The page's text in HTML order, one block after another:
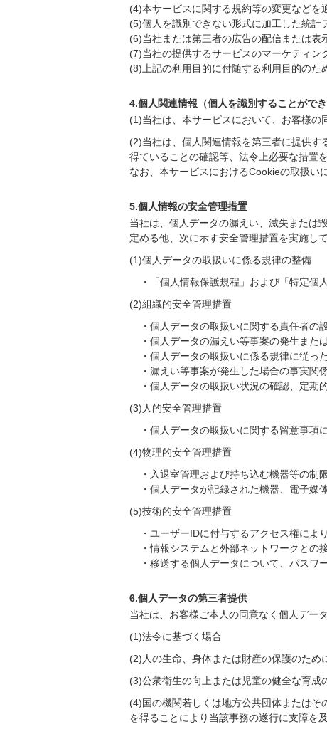
(4)本サービスに関する規約等の変更などを
(5)個人を識別できない形式に加工した統計
(6)当社または第三者の広告の配信または表
(7)当社の提供するサービスのマーケティン
(8)上記の利用目的に付随する利用目的のた
4.個人関連情報（個人を識別することがで
(1)当社は、本サービスにおいて、お客様の
(2)当社は、個人関連情報を第三者に提供
得ていることの確認等、法令上必要な措置
なお、本サービスにおけるCookieの取扱い
5.個人情報の安全管理措置
当社は、個人データの漏えい、滅失または
定める他、次に示す安全管理措置を実施して
(1)個人データの取扱いに係る規律の整備
・「個人情報保護規程」および「特定個
(2)組織的安全管理措置
・個人データの取扱いに関する責任者の
・個人データの漏えい等事案の発生ま
・個人データの取扱いに係る規律に従っ
・漏えい等事案が発生した場合の事実
・個人データの取扱い状況の確認、定期
(3)人的安全管理措置
・個人データの取扱いに関する留意事
(4)物理的安全管理措置
・入退室管理および持ち込む機器等の制
・個人データが記録された機器、電子
(5)技術的安全管理措置
・ユーザーIDに付与するアクセス権に
・情報システムと外部ネットワークと
・移送する個人データについて、パスワ
6.個人データの第三者提供
当社は、お客様ご本人の同意なく個人デー
(1)法令に基づく場合
(2)人の生命、身体または財産の保護のため
(3)公衆衛生の向上または児童の健全な育
(4)国の機関若しくは地方公共団体または
を得ることにより当該事務の遂行に支障を